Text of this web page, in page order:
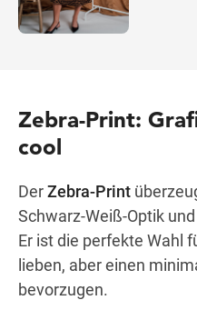
Zebra-Print:
cool
DerZebra-Print
Schwarz-Weiß-Optik
Er ist die perfekte Wahl
lieben, aber einen
bevorzugen.